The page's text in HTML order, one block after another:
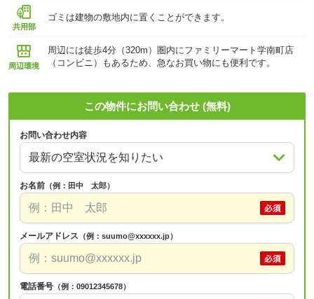
共用部
ゴミは建物の敷地内に置くことができます。
周辺環境
周辺には徒歩4分（320m）圏内にファミリーマート学南町店
（コンビニ）もあるため、急なお買い物にも便利です。
この物件にお問い合わせ (無料)
お問い合わせ内容
お名前 （例：田中 太郎）
メールアドレス （例：suumo@xxxxxx.jp）
電話番号 （例：09012345678）